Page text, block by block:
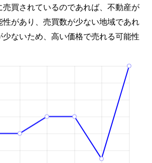
買されているのであれば、不動産が
があり、売買数が少ない地域であれ
ないため、高い価格で売れる可能性